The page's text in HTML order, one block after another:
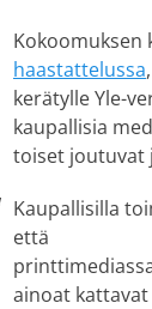
Kokoomuksen
haastattelussa
kerätylle Yle-
kaupallisia
toiset joutuvat
Kaupallisilla
että
ainoat kattavat